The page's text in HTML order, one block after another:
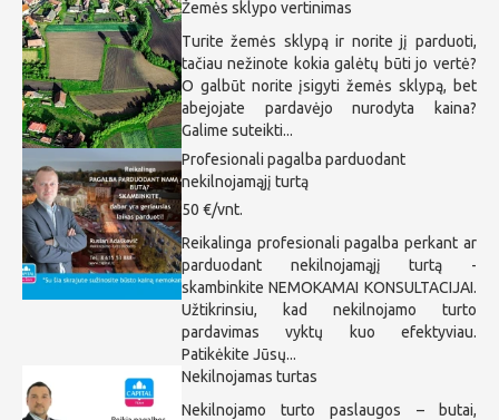
Žemės sklypo vertinimas
Turite žemės sklypą ir norite jį parduoti,
tačiau nežinote kokia galėtų būti jo vertė?
O galbūt norite įsigyti žemės sklypą, bet
abejojate pardavėjo nurodyta kaina?
Galime suteikti...
Profesionali pagalba parduodant
nekilnojamąjį turtą
50 €/vnt.
Reikalinga profesionali pagalba perkant ar
parduodant nekilnojamąjį turtą -
skambinkite NEMOKAMAI KONSULTACIJAI.
Užtikrinsiu, kad nekilnojamo turto
pardavimas vyktų kuo efektyviau.
Patikėkite Jūsų...
Nekilnojamas turtas
Nekilnojamo turto paslaugos – butai,